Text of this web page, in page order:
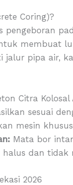
Coring)?
pengeboran
membuat
jalur pipa air,
Citra Kolosal
sesuai
mesin
Mata bor
halus dan
2026